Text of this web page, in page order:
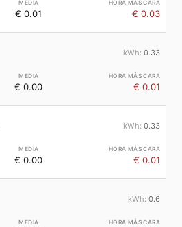
€ 0.01 € 0.03
0.33
€ 0.00 € 0.01
0.33
€ 0.00 € 0.01
0.6